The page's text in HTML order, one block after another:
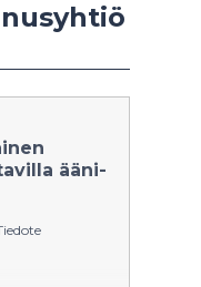
ääni-